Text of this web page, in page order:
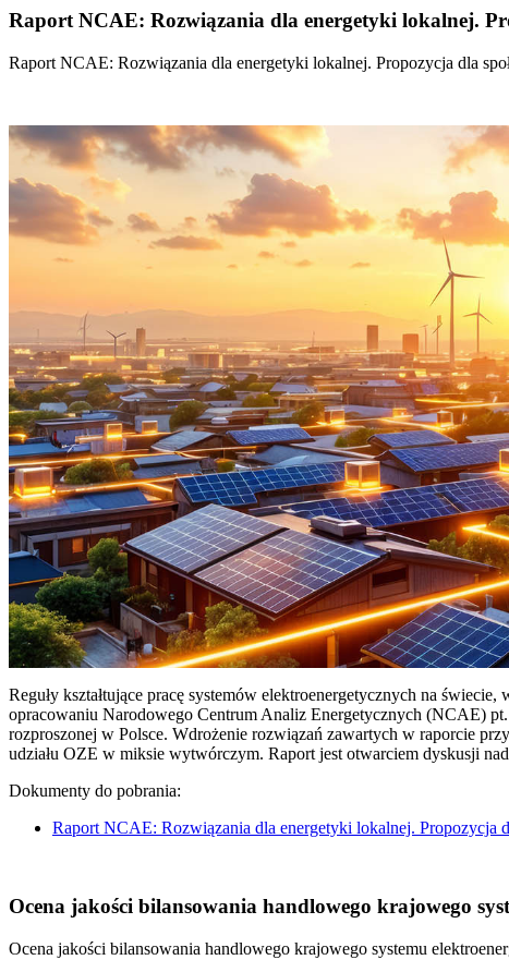
Raport NCAE: Rozwiązania dla energetyki lokalnej.
Raport NCAE: Rozwiązania dla energetyki lokalnej. Propozycja dla
Reguły kształtujące pracę systemów elektroenergetycznych na
opracowaniu Narodowego Centrum Analiz Energetycznych (NCAE)
rozproszonej w Polsce. Wdrożenie rozwiązań zawartych w raporcie
udziału OZE w miksie wytwórczym. Raport jest otwarciem dyskusji
Dokumenty do pobrania:
Raport NCAE: Rozwiązania dla energetyki lokalnej. Propozycja
Ocena jakości bilansowania handlowego krajowego
Ocena jakości bilansowania handlowego krajowego systemu